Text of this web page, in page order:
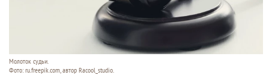
Молоток судьи.
Фото: ru.freepik.com, автор Racool_studio.